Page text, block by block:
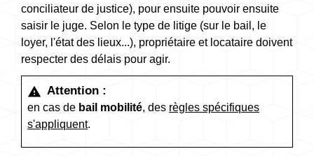
conciliateur de justice), pour ensuite pouvoir ensuite
saisir le juge. Selon le type de litige (sur le bail, le
loyer, l'état des lieux...), propriétaire et locataire doivent
respecter des délais pour agir.
warning Attention :
en cas de bail mobilité, des règles spécifiques
s'appliquent.